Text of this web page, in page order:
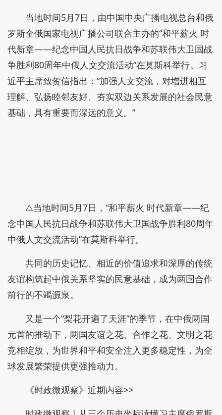
当地时间5月7日，由中国中央广播电视总台和俄
罗斯全俄国家电视广播公司联合主办的“和平薪火 时
代新章——纪念中国人民抗日战争和苏联伟大卫国战
争胜利80周年中俄人文交流活动”在莫斯科举行。习
近平主席致贺信指出：“加强人文交流，对增进相互
理解、弘扬睦邻友好、夯实双边关系发展的社会民意
基础，具有重要而深远的意义。”
△当地时间5月7日，“和平薪火 时代新章——纪
念中国人民抗日战争和苏联伟大卫国战争胜利80周年
中俄人文交流活动”在莫斯科举行。
共同的历史记忆、相近的价值追求和深厚的传统
友谊构筑起中俄关系坚实的民意基础，成为两国合作
前行的不竭源泉。
又是一个“梨花开遍了天涯”的季节，在中俄两国
元首的推动下，两国友谊之花、合作之花、文明之花
竞相绽放，为世界和平和安全注入更多稳定性，为全
球发展繁荣提供更强推动力。
《时政微观察》近期内容>>